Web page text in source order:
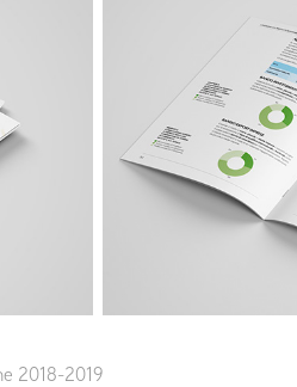
2018-2019